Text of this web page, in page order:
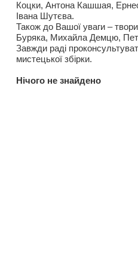
Коцки, Антона Кашшая,
Івана Шутєва.
Також до Вашої уваги –
Буряка, Михайла Демцю,
Завжди раді
мистецької збірки.
Нiчого не знайдено